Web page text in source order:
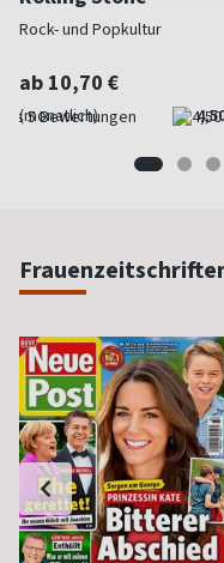
Rock- und Popkultur
ab 10,70 €
(monatlich)